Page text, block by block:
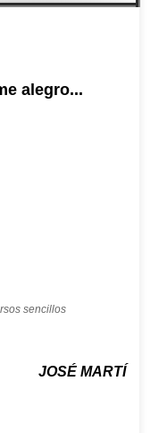
alegro...
sencillos
JOSÉ MARTÍ